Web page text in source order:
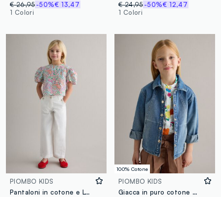
€ 26,95-50%€ 13,47
1 Colori
€ 24,95 -50%€ 12,47
1 Colori
PIOMBO KIDS
Pantaloni in cotone e Lyocell bianchi dritti da bambina regular fit
100% Cotone
PIOMBO KIDS
Giacca in puro cotone denim blu da bambina regular fit